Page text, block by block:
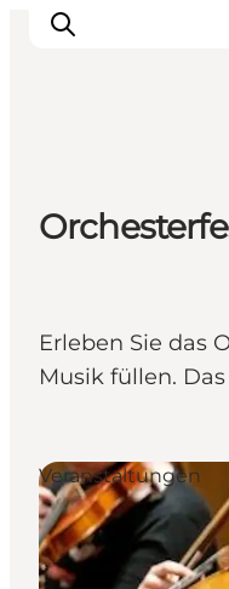
Sehen und
Transport
Erleben Sie das
Musik füllen.
Veranstaltungen